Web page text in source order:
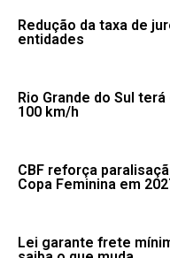
Redução da taxa de
entidades
Rio Grande do Sul
100 km/h
CBF reforça
Copa Feminina em
Lei garante frete